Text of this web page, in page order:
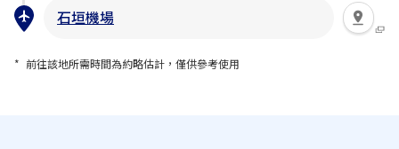
石垣機場
前往該地所需時間為約略估計，僅供參考使用